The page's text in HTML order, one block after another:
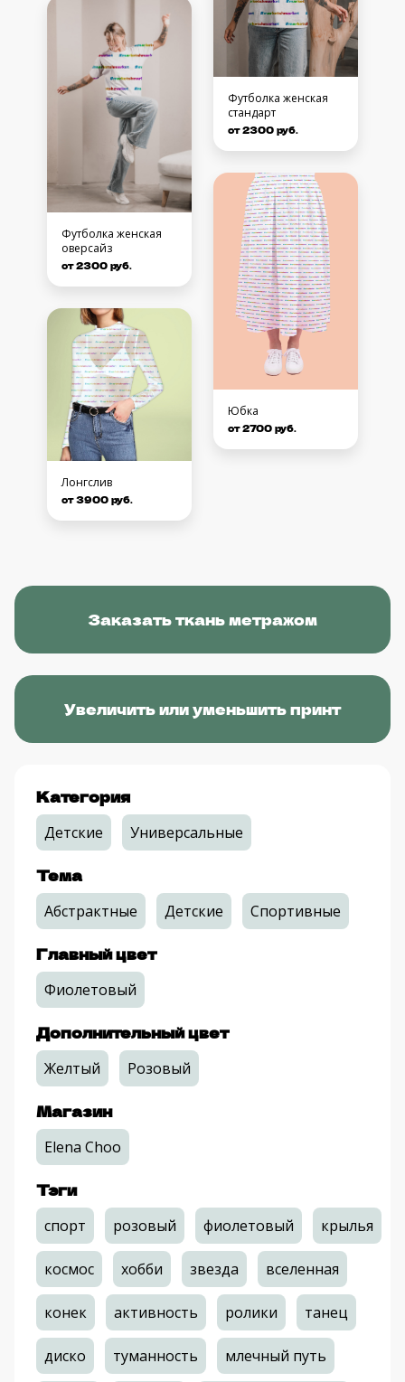
Футболка женская
оверсайз
от 2300 руб.
Лонгслив
от 3900 руб.
Футболка женская
стандарт
от 2300 руб.
Юбка
от 2700 руб.
Заказать ткань метражом
Увеличить или уменьшить принт
Категория
Детские Универсальные
Тема
Абстрактные Детские Спортивные
Главный цвет
Фиолетовый
Дополнительный цвет
Желтый Розовый
Магазин
Elena Choo
Тэги
спорт розовый фиолетовый крылья
космос хобби звезда вселенная
конек активность ролики танец
диско туманность млечный путь